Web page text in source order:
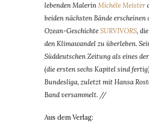
lebenden MalerinMichèle Meister
beiden nächsten Bände
Ozean-GeschichteSURVIVORS,
den Klimawandel zu überleben.
Süddeutschen Zeitung als eines
(die ersten sechs Kapitel sind
Bundesliga, zuletzt mit Hansa
Band versammelt. //
Aus dem Verlag: